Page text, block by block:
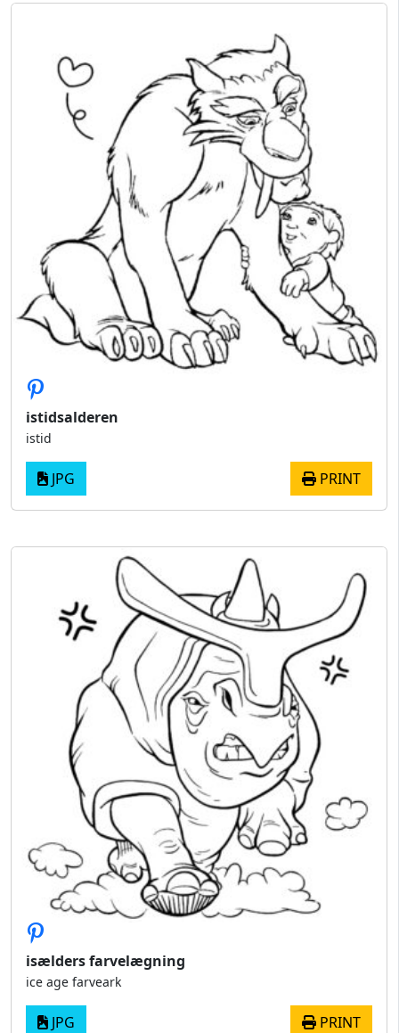
istidsalderen
istid
JPG PRINT
isælders farvelægning
ice age farveark
JPG PRINT